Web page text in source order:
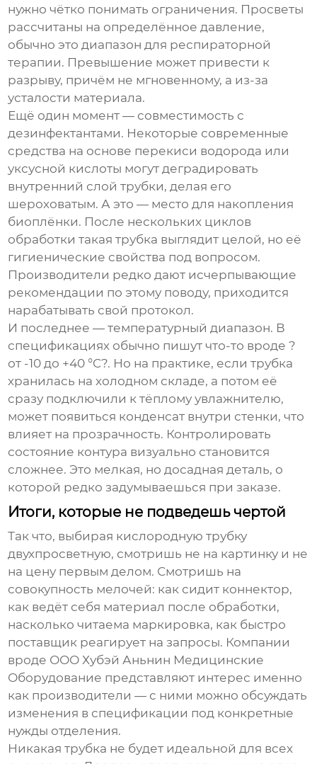
нужно чётко понимать ограничения. Просветы
рассчитаны на определённое давление,
обычно это диапазон для респираторной
терапии. Превышение может привести к
разрыву, причём не мгновенному, а из-за
усталости материала.
Ещё один момент — совместимость с
дезинфектантами. Некоторые современные
средства на основе перекиси водорода или
уксусной кислоты могут деградировать
внутренний слой трубки, делая его
шероховатым. А это — место для накопления
биоплёнки. После нескольких циклов
обработки такая трубка выглядит целой, но её
гигиенические свойства под вопросом.
Производители редко дают исчерпывающие
рекомендации по этому поводу, приходится
нарабатывать свой протокол.
И последнее — температурный диапазон. В
спецификациях обычно пишут что-то вроде ?
от -10 до +40 °C?. Но на практике, если трубка
хранилась на холодном складе, а потом её
сразу подключили к тёплому увлажнителю,
может появиться конденсат внутри стенки, что
влияет на прозрачность. Контролировать
состояние контура визуально становится
сложнее. Это мелкая, но досадная деталь, о
которой редко задумываешься при заказе.
Итоги, которые не подведешь чертой
Так что, выбирая кислородную трубку
двухпросветную, смотришь не на картинку и не
на цену первым делом. Смотришь на
совокупность мелочей: как сидит коннектор,
как ведёт себя материал после обработки,
насколько читаема маркировка, как быстро
поставщик реагирует на запросы. Компании
вроде ООО Хубэй Аньнин Медицинские
Оборудование представляют интерес именно
как производители — с ними можно обсуждать
изменения в спецификации под конкретные
нужды отделения.
Никакая трубка не будет идеальной для всех